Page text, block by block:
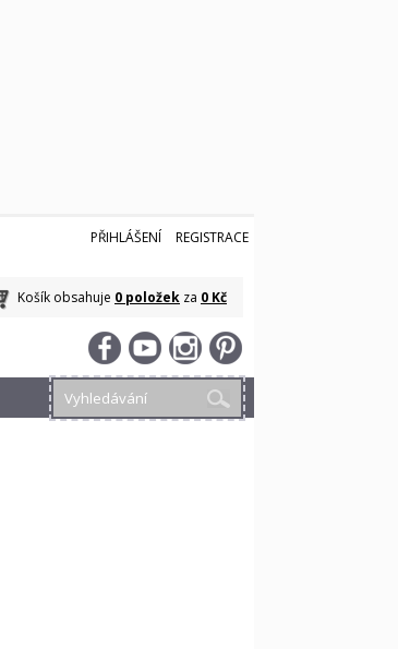
PŘIHLÁŠENÍ REGISTRACE
Košík obsahuje 0 položek za 0 Kč